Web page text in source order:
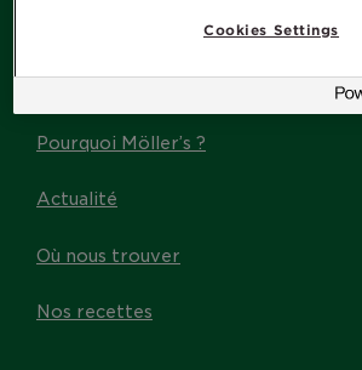
Pourquoi Möller’s ?
Actualité
Où nous trouver
Nos recettes
Cookies Settings